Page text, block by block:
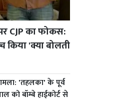
CJP का फोकस:
किया 'क्या बोलती
'तहलका' के पूर्व
को बॉम्बे हाईकोर्ट से